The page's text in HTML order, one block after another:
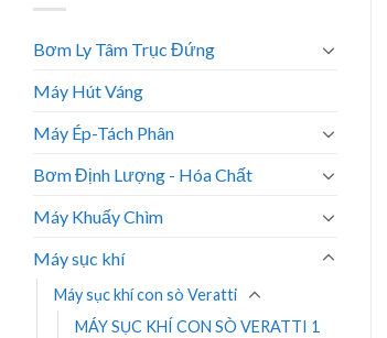
Bơm Ly Tâm Trục Đứng
Máy Hút Váng
Máy Ép-Tách Phân
Bơm Định Lượng - Hóa Chất
Máy Khuấy Chìm
Máy sục khí
Máy sục khí con sò Veratti
MÁY SỤC KHÍ CON SÒ VERATTI 1